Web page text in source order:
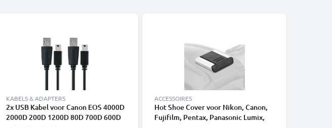
KABELS & ADAPTERS
2x USB Kabel voor Canon EOS 4000D
2000D 200D 1200D 80D 700D 600D
ACCESSOIRES
Hot Shoe Cover voor Nikon, Canon,
Fujifilm, Pentax, Panasonic Lumix,